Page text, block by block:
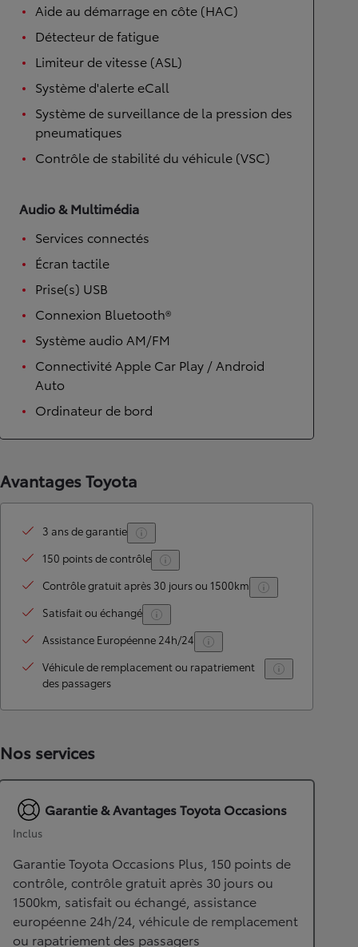
Aide au démarrage en côte (HAC)
Détecteur de fatigue
Limiteur de vitesse (ASL)
Système d'alerte eCall
Système de surveillance de la pression des
pneumatiques
Contrôle de stabilité du véhicule (VSC)
Audio & Multimédia
Services connectés
Écran tactile
Prise(s) USB
Connexion Bluetooth®
Système audio AM/FM
Connectivité Apple Car Play / Android
Auto
Ordinateur de bord
Avantages Toyota
3 ans de garantie
150 points de contrôle
Contrôle gratuit après 30 jours ou 1500km
Satisfait ou échangé
Assistance Européenne 24h/24
Véhicule de remplacement ou rapatriement
des passagers
Nos services
Garantie & Avantages Toyota Occasions
Inclus
Garantie Toyota Occasions Plus, 150 points de
contrôle, contrôle gratuit après 30 jours ou
1500km, satisfait ou échangé, assistance
européenne 24h/24, véhicule de remplacement
ou rapatriement des passagers